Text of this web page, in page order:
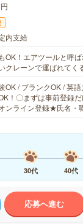
内支給
OK！エアツールと呼
クレーンで運ばれて
OK / ブランクOK / 英
！〇まずは事前登録
ンライン登録★氏名・
30代 40代
応募へ進む